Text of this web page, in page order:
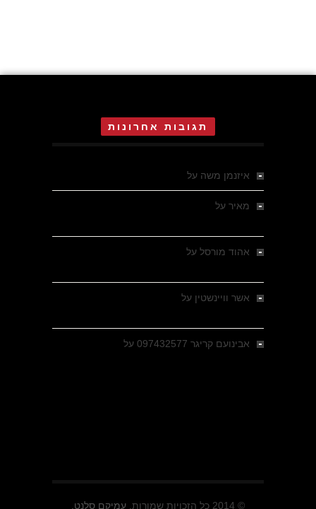
תגובות אחרונות
איזנמן משה על
מאיר על
אהוד מורסל על
אשר וויינשטין על
אבינועם קריגר 097432577 על
© 2014 כל הזכויות שמורות. עמיקם סלנט.